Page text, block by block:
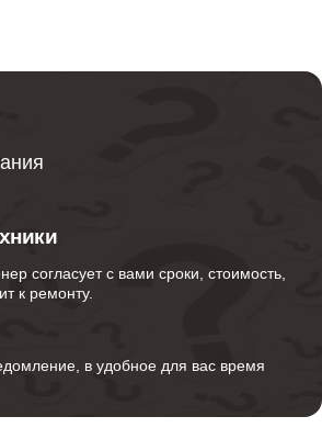
согласует с вами сроки, стоимость,
к ремонту.
в удобное для вас время